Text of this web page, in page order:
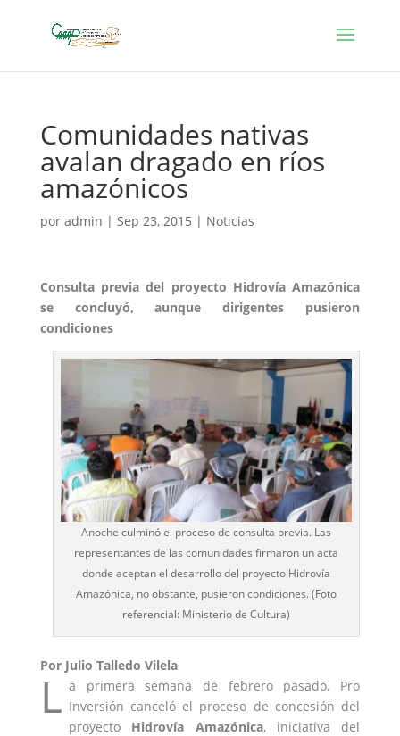
Comunidades nativas
avalan dragado en ríos
amazónicos
por admin | Sep 23, 2015 | Noticias
Consulta previa del proyecto Hidrovía Amazónica
se concluyó, aunque dirigentes pusieron
condiciones
Anoche culminó el proceso de consulta previa. Las
representantes de las comunidades firmaron un acta
donde aceptan el desarrollo del proyecto Hidrovía
Amazónica, no obstante, pusieron condiciones. (Foto
referencial: Ministerio de Cultura)
Por Julio Talledo Vilela
L a primera semana de febrero pasado, Pro
Inversión canceló el proceso de concesión del
proyecto Hidrovía Amazónica, iniciativa del